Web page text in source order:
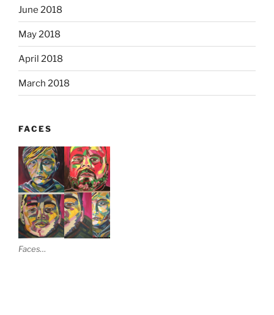
June 2018
May 2018
April 2018
March 2018
FACES
Faces…